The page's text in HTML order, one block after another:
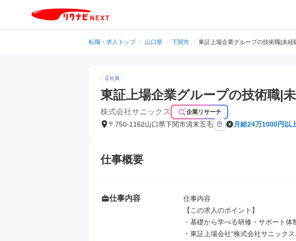
転職・求人トップ / 山口県 / 下関市 / 東証上場企業グループの技術職|未経
正社員
東証上場企業グループの技術職|
株式会社サニックス 企業リサーチ
〒750-1162山口県下関市清末五毛 月給24万1000円以
仕事概要
仕事内容
仕事内容
【この求人のポイント】
・基礎から学べる研修・サポート体
・東証上場会社“株式会社サニック